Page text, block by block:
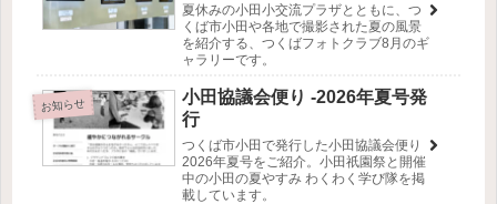
夏休みの小田小交流プラザとともに、つ
くば市小田や各地で撮影された夏の風景
を紹介する、つくばフォトクラブ8月のギ
ャラリーです。
お知らせ
小田協議会便り -2026年夏号発
行
つくば市小田で発行した小田協議会便り
2026年夏号をご紹介。小田祇園祭と開催
中の小田の夏やすみ わくわく学び隊を掲
載しています。